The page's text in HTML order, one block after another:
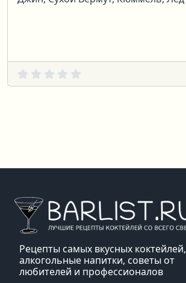
Рецепты самых вкусных коктейлей,
алкогольные напитки, советы от
любителей и профессионалов